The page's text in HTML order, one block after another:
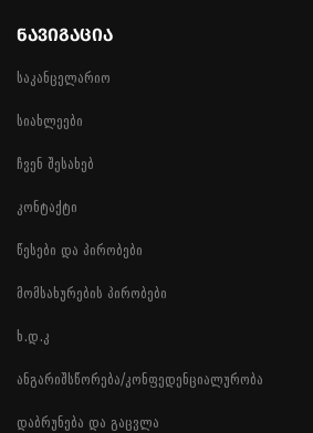
ᲜᲐᲕᲘᲒᲐᲪᲘᲐ
საკანცელარიო
სიახლეები
ჩვენ შესახებ
კონტაქტი
წესები და პირობები
მომსახურების პირობები
ხ.დ.კ
ანგარიშსწორება/კონფედენციალურობა
დაბრუნება და გაცვლა